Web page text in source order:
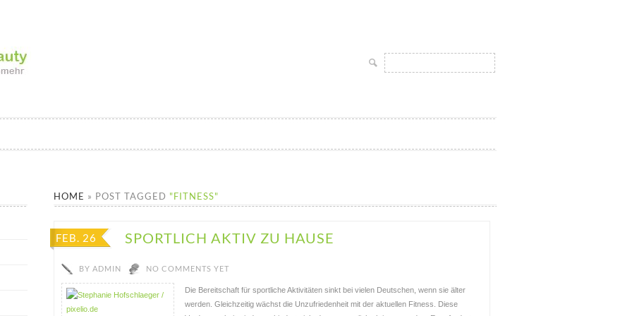
Suchen
nach:
HOME » POST TAGGED "FITNESS"
FEB. 26 SPORTLICH AKTIV ZU HAUSE
BY ADMIN NO COMMENTS YET
Die Bereitschaft für sportliche Aktivitäten sinkt bei vielen Deutschen, wenn sie älter
werden. Gleichzeitig wächst die Unzufriedenheit mit der aktuellen Fitness. Diese